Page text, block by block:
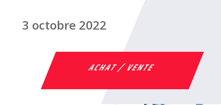
3 octobre 2022
ACHAT / VENTE